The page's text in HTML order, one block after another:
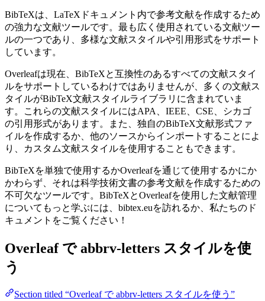
BibTeXは、LaTeXドキュメント内で参考文献を作成するため
の強力な文献ツールです。最も広く使用されている文献ツー
ルの一つであり、多様な文献スタイルや引用形式をサポート
しています。
Overleafは現在、BibTeXと互換性のあるすべての文献スタイ
ルをサポートしているわけではありませんが、多くの文献ス
タイルがBibTeX文献スタイルライブラリに含まれていま
す。これらの文献スタイルにはAPA、IEEE、CSE、シカゴ
の引用形式があります。また、独自のBibTeX文献形式ファ
イルを作成するか、他のソースからインポートすることによ
り、カスタム文献スタイルを使用することもできます。
BibTeXを単独で使用するかOverleafを通じて使用するかにか
かわらず、それは科学技術文書の参考文献を作成するための
不可欠なツールです。BibTeXとOverleafを使用した文献管理
についてもっと学ぶには、bibtex.euを訪れるか、私たちのド
キュメントをご覧ください！
Overleaf でabbrv-letters スタイルを使
う
Section titled “Overleaf で abbrv-letters スタイルを使う”